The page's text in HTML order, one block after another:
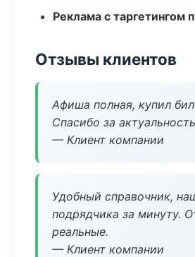
Реклама с таргетингом
Отзывы клиентов
Афиша полная, купил
Спасибо за
— Клиент компании
Удобный справочник,
подрядчика за минуту.
реальные.
— Клиент компании